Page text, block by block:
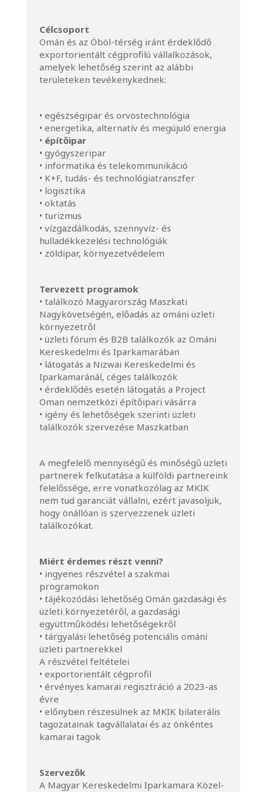
Célcsoport
Omán és az Öböl-térség iránt érdeklődő
exportorientált cégprofilú vállalkozások,
amelyek lehetőség szerint az alábbi
területeken tevékenykednek:
• egészségipar és orvostechnológia
• energetika, alternatív és megújuló energia
• építőipar
• gyógyszeripar
• informatika és telekommunikáció
• K+F, tudás- és technológiatranszfer
• logisztika
• oktatás
• turizmus
• vízgazdálkodás, szennyvíz- és
hulladékkezelési technológiák
• zöldipar, környezetvédelem
Tervezett programok
• találkozó Magyarország Maszkati
Nagykövetségén, előadás az ománi üzleti
környezetről
• üzleti fórum és B2B találkozók az Ománi
Kereskedelmi és Iparkamarában
• látogatás a Nizwai Kereskedelmi és
Iparkamaránál, céges találkozók
• érdeklődés esetén látogatás a Project
Oman nemzetközi építőipari vásárra
• igény és lehetőségek szerinti üzleti
találkozók szervezése Maszkatban
A megfelelő mennyiségű és minőségű üzleti
partnerek felkutatása a külföldi partnereink
felelőssége, erre vonatkozólag az MKIK
nem tud garanciát vállalni, ezért javasoljuk,
hogy önállóan is szervezzenek üzleti
találkozókat.
Miért érdemes részt venni?
• ingyenes részvétel a szakmai
programokon
• tájékozódási lehetőség Omán gazdasági és
üzleti környezetéről, a gazdasági
együttműködési lehetőségekről
• tárgyalási lehetőség potenciális ománi
üzleti partnerekkel
A részvétel feltételei
• exportorientált cégprofil
• érvényes kamarai regisztráció a 2023-as
évre
• előnyben részesülnek az MKIK bilaterális
tagozatainak tagvállalatai és az önkéntes
kamarai tagok
Szervezők
A Magyar Kereskedelmi Iparkamara Közel-